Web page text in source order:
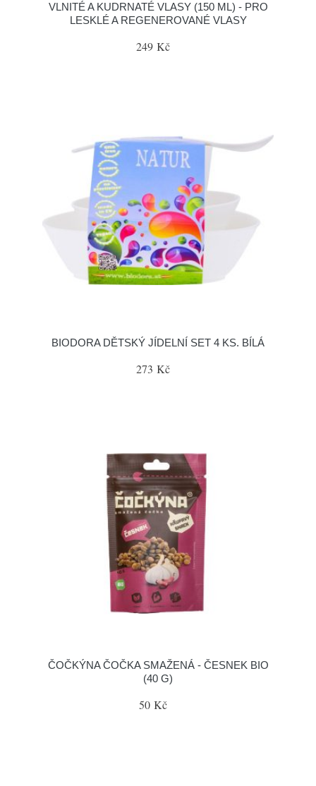
VLNITÉ A KUDRNATÉ VLASY (150 ML) - PRO
LESKLÉ A REGENEROVANÉ VLASY
249 Kč
BIODORA DĚTSKÝ JÍDELNÍ SET 4 KS. BÍLÁ
273 Kč
ČOČKÝNA ČOČKA SMAŽENÁ - ČESNEK BIO
(40 G)
50 Kč